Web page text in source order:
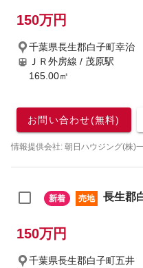
150万円
千葉県長生郡白子町幸治
ＪＲ外房線 / 茂原駅
165.00㎡
お問い合わせ(無料)
情報提供会社: 朝日ハウジング(株)
新着 売地 長生郡
150万円
千葉県長生郡白子町五井